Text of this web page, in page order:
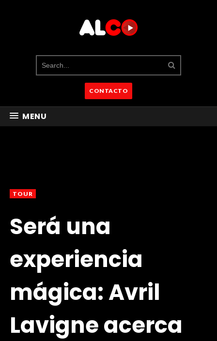
CONTACTO
MENU
TOUR
Será una
experiencia
mágica: Avril
Lavigne acerca